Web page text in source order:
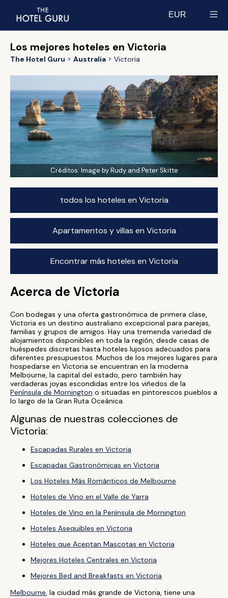
EUR
Los mejores hoteles en Victoria
The Hotel Guru Australia Victoria
Créditos: Image by Rudy and Peter Skitte
todos los hoteles en Victoria
Apartamentos y villas en Victoria
Encontrar más hoteles en Victoria
Acerca de Victoria
Con bodegas y una oferta gastronómica de primera clase,
Victoria es un destino australiano excepcional para parejas,
familias y grupos de amigos. Hay una tremenda variedad de
alojamientos disponibles en toda la región, desde casas de
huéspedes discretas hasta hoteles lujosos adecuados para
diferentes presupuestos. Muchos de los mejores lugares para
hospedarse en Victoria se encuentran en la moderna
Melbourne, la capital del estado, pero también hay
verdaderas joyas escondidas entre los viñedos de la
Península de Mornington o situadas en pintorescos pueblos a
lo largo de la Gran Ruta Oceánica.
Algunas de nuestras colecciones de
Victoria:
Escapadas Rurales en Victoria
Escapadas Gastronómicas en Victoria
Los Hoteles Más Románticos de Melbourne
Hoteles de Vino en el Valle de Yarra
Hoteles de Vino en la Península de Mornington
Hoteles Asequibles en Victoria
Hoteles que Aceptan Mascotas en Victoria
Mejores Hoteles Centrales en Victoria
Mejores Bed and Breakfasts en Victoria
Melbourne, la ciudad más grande de Victoria, tiene una